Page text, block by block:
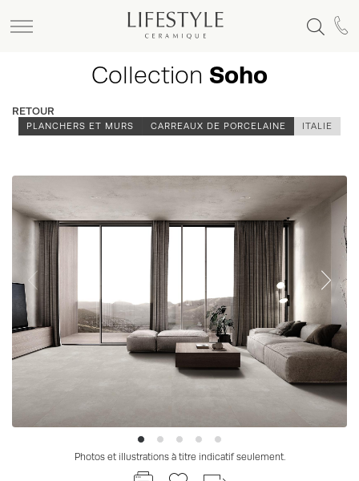
Collection Soho
RETOUR
PLANCHERS ET MURS CARREAUX DE PORCELAINE ITALIE
Photos et illustrations à titre indicatif seulement.